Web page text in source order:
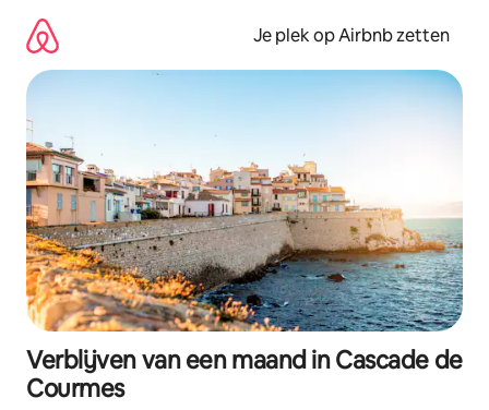
direct
naar
inhoud
Je plek op Airbnb zetten
Verblijven van een maand in Cascade de
Courmes